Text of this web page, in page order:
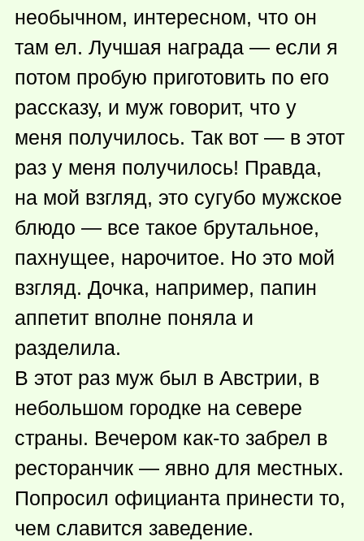
необычном, интересном, что он
там ел. Лучшая награда — если я
потом пробую приготовить по его
рассказу, и муж говорит, что у
меня получилось. Так вот — в этот
раз у меня получилось! Правда,
на мой взгляд, это сугубо мужское
блюдо — все такое брутальное,
пахнущее, нарочитое. Но это мой
взгляд. Дочка, например, папин
аппетит вполне поняла и
разделила.
В этот раз муж был в Австрии, в
небольшом городке на севере
страны. Вечером как-то забрел в
ресторанчик — явно для местных.
Попросил официанта принести то,
чем славится заведение.